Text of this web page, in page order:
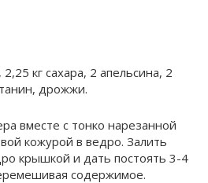
кг сахара, 2 апельсина, 2
дрожжи.
вместе с тонко нарезанной
кожурой в ведро. Залить
крышкой и дать постоять 3-4
содержимое.